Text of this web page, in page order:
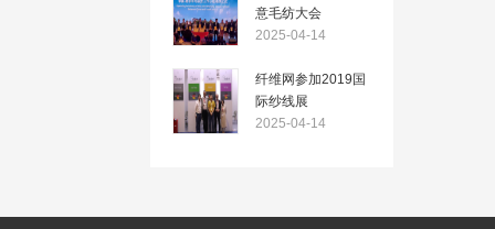
意毛纺大会
2025-04-14
纤维网参加2019国
际纱线展
2025-04-14